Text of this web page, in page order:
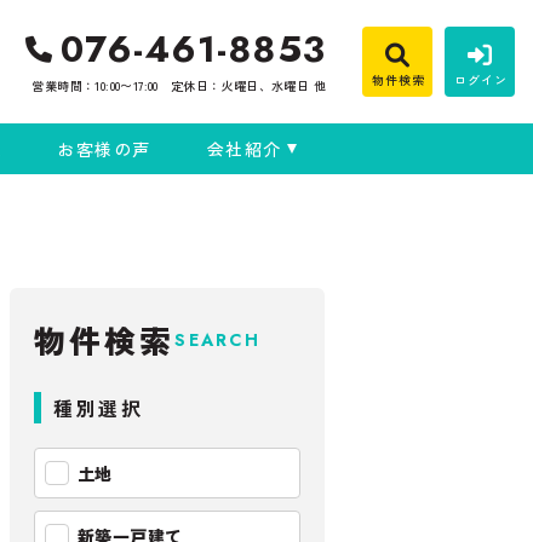
076-461-8853
営業時間：10:00〜17:00 定休日：火曜日、水曜日 他 物件検索 ログイン
お客様の声 会社紹介
SEARCH
物件検索
種別選択
土地
新築一戸建て